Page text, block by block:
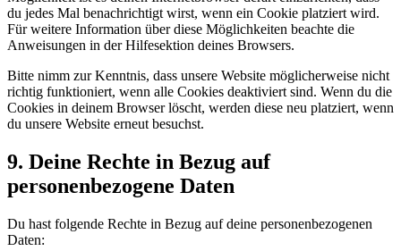
du jedes Mal benachrichtigt wirst, wenn ein Cookie platziert wird.
Für weitere Information über diese Möglichkeiten beachte die
Anweisungen in der Hilfesektion deines Browsers.
Bitte nimm zur Kenntnis, dass unsere Website möglicherweise nicht
richtig funktioniert, wenn alle Cookies deaktiviert sind. Wenn du die
Cookies in deinem Browser löscht, werden diese neu platziert, wenn
du unsere Website erneut besuchst.
9. Deine Rechte in Bezug auf
personenbezogene Daten
Du hast folgende Rechte in Bezug auf deine personenbezogenen
Daten: